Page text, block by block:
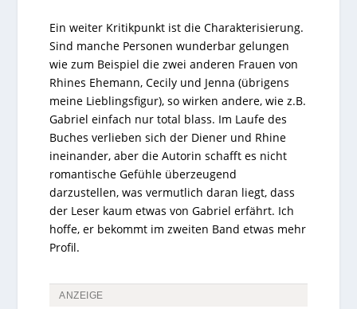
Ein weiter Kritikpunkt ist die Charakterisierung.
Sind manche Personen wunderbar gelungen
wie zum Beispiel die zwei anderen Frauen von
Rhines Ehemann, Cecily und Jenna (übrigens
meine Lieblingsfigur), so wirken andere, wie z.B.
Gabriel einfach nur total blass. Im Laufe des
Buches verlieben sich der Diener und Rhine
ineinander, aber die Autorin schafft es nicht
romantische Gefühle überzeugend
darzustellen, was vermutlich daran liegt, dass
der Leser kaum etwas von Gabriel erfährt. Ich
hoffe, er bekommt im zweiten Band etwas mehr
Profil.
ANZEIGE